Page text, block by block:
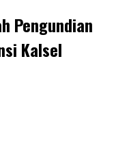
Pengundian
Kalsel